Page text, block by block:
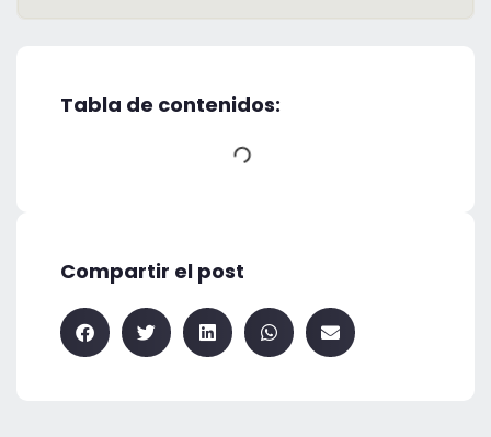
Tabla de contenidos:
Compartir el post